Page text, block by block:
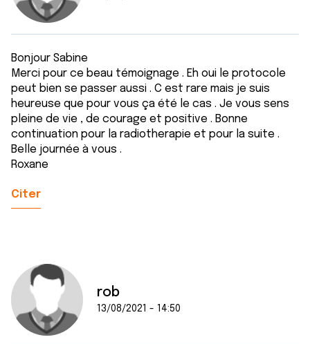
Bonjour Sabine
Merci pour ce beau témoignage . Eh oui le protocole
peut bien se passer aussi . C est rare mais je suis
heureuse que pour vous ça été le cas . Je vous sens
pleine de vie , de courage et positive . Bonne
continuation pour la radiotherapie et pour la suite .
Belle journée à vous .
Roxane
Citer
rob
13/08/2021 - 14:50